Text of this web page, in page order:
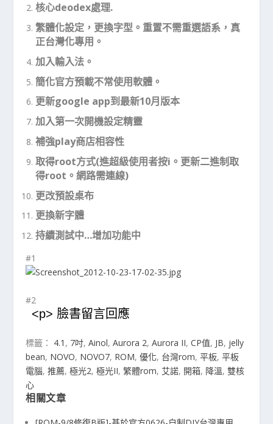
核心deodex處理.
繁體化設定，更換字型。重置不需重選語系，真
正台灣化專用。
加入輸入法。
簡化官方預載不常使用軟體。
更新google app到最新10月版本
加入第一次開機設定精靈
補強play商店相容性
取得root方式(進超級使用者按i。更新二進制取
得root。網路需連線)
更改預設桌布
更換新字體
持續測試中…增加功能中
#1
#2
<p> 臉書留言回應
標籤： 4.1 , 7吋,Ainol,Aurora 2,Aurora II,CP值, JB, jelly
bean, NOVO, NOVO7, ROM,優化, 台灣rom,平板,平板
電腦,推薦,極光2,極光II,繁體rom, 艾諾, 開箱, 降溫,雙核
心
相關文章